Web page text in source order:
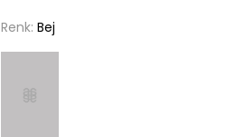
Renk: Bej